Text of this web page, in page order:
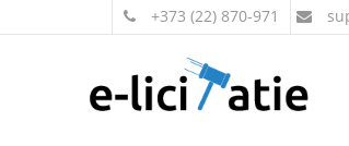
+373 (22) 870-971